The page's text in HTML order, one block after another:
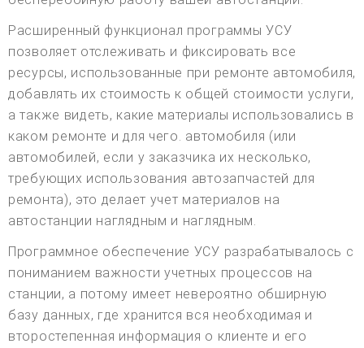
Расширенный функционал программы УСУ
позволяет отслеживать и фиксировать все
ресурсы, использованные при ремонте автомобиля,
добавлять их стоимость к общей стоимости услуги,
а также видеть, какие материалы использовались в
каком ремонте и для чего. автомобиля (или
автомобилей, если у заказчика их несколько,
требующих использования автозапчастей для
ремонта), это делает учет материалов на
автостанции наглядным и наглядным.
Программное обеспечение УСУ разрабатывалось с
пониманием важности учетных процессов на
станции, а потому имеет невероятно обширную
базу данных, где хранится вся необходимая и
второстепенная информация о клиенте и его